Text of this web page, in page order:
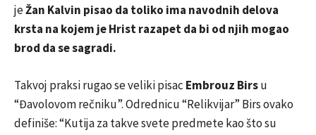
jeŽan Kalvin pisao da toliko ima navodnih delova
krsta na kojem je Hrist razapet da bi od njih mogao
brod da se sagradi.
Takvoj praksi rugao se veliki pisac Embrouz Birsu
“Đavolovom rečniku”. Odrednicu “Relikvijar” Birs ovako
definiše: “Kutija za takve svete predmete kao što su